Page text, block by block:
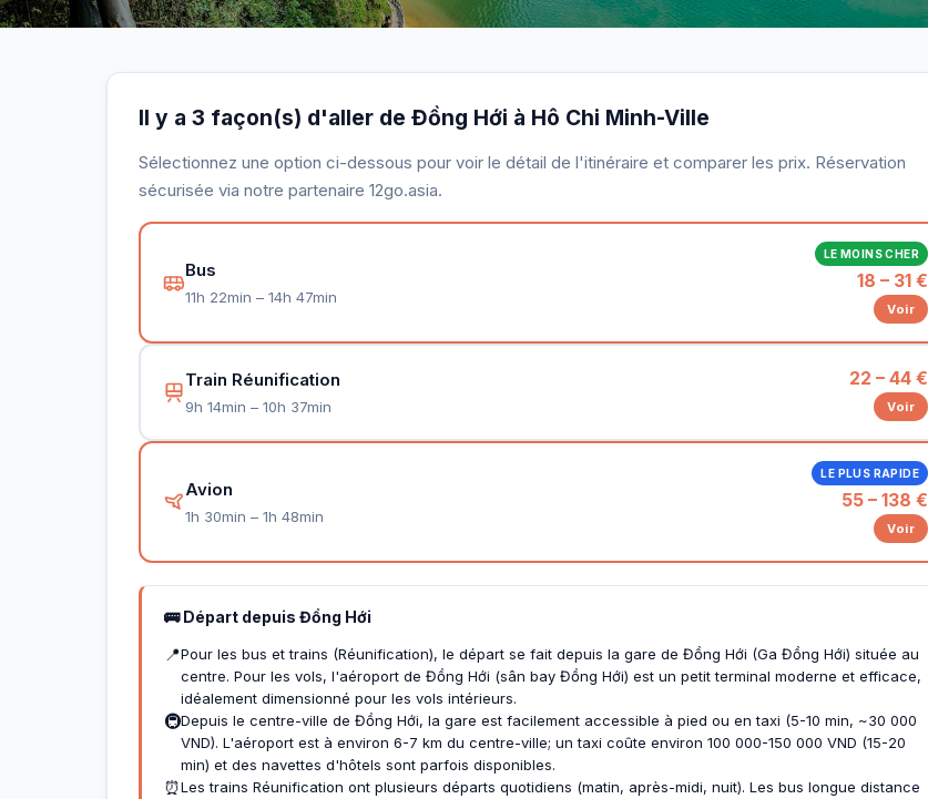
Il y a 3 façon(s) d'aller de Đồng Hới à Hô Chi Minh-Ville
Sélectionnez une option ci-dessous pour voir le détail de l'itinéraire et comparer les prix. Réservation
sécurisée via notre partenaire 12go.asia.
Bus
11h 22min – 14h 47min
LE MOINS CHER
18 – 31 €
Voir
Train Réunification
9h 14min – 10h 37min
22 – 44 €
Voir
Avion
1h 30min – 1h 48min
LE PLUS RAPIDE
55 – 138 €
Voir
🚌 Départ depuis Đồng Hới
📍Pour les bus et trains (Réunification), le départ se fait depuis la gare de Đồng Hới (Ga Đồng Hới) située au
centre. Pour les vols, l'aéroport de Đồng Hới (sân bay Đồng Hới) est un petit terminal moderne et efficace,
idéalement dimensionné pour les vols intérieurs.
🚇Depuis le centre-ville de Đồng Hới, la gare est facilement accessible à pied ou en taxi (5-10 min, ~30 000
VND). L'aéroport est à environ 6-7 km du centre-ville; un taxi coûte environ 100 000-150 000 VND (15-20
min) et des navettes d'hôtels sont parfois disponibles.
⏰Les trains Réunification ont plusieurs départs quotidiens (matin, après-midi, nuit). Les bus longue distance